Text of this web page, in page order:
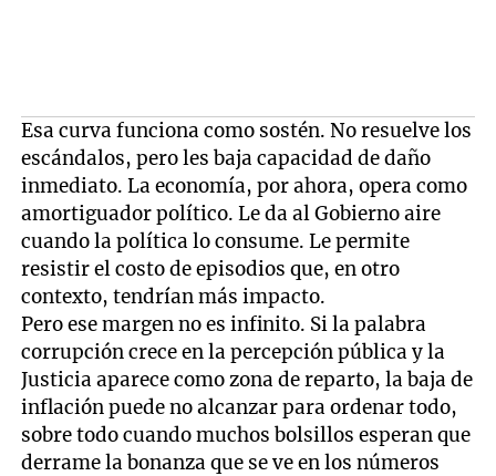
Esa curva funciona como sostén. No resuelve los
escándalos, pero les baja capacidad de daño
inmediato. La economía, por ahora, opera como
amortiguador político. Le da al Gobierno aire
cuando la política lo consume. Le permite
resistir el costo de episodios que, en otro
contexto, tendrían más impacto.
Pero ese margen no es infinito. Si la palabra
corrupción crece en la percepción pública y la
Justicia aparece como zona de reparto, la baja de
inflación puede no alcanzar para ordenar todo,
sobre todo cuando muchos bolsillos esperan que
derrame la bonanza que se ve en los números